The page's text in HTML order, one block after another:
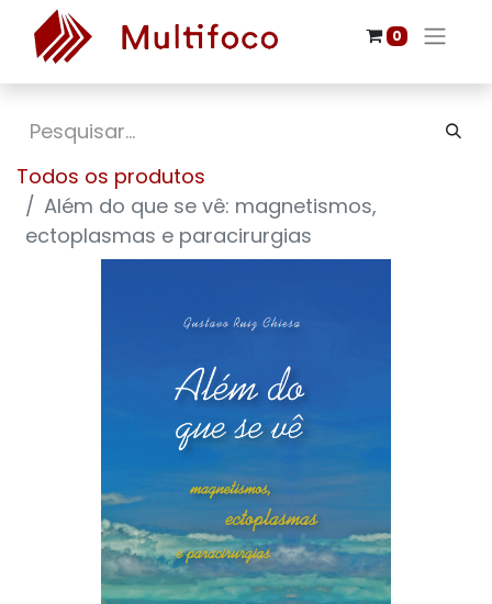
0
Todos os produtos
Além do que se vê: magnetismos,
ectoplasmas e paracirurgias